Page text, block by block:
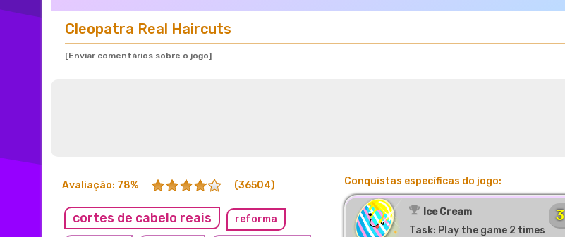
Cleopatra Real Haircuts
[Enviar comentários sobre o jogo]
Avaliação: 78% (36504)
cortes de cabelo reais reforma
Conquistas específicas do jogo:
Ice Cream
Task: Play the game 2 times
3